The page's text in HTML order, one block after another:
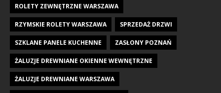
ROLETY ZEWNĘTRZNE WARSZAWA
RZYMSKIE ROLETY WARSZAWA SPRZEDAŻ DRZWI
SZKLANE PANELE KUCHENNE ZASŁONY POZNAŃ
ŻALUZJE DREWNIANE OKIENNE WEWNĘTRZNE
ŻALUZJE DREWNIANE WARSZAWA